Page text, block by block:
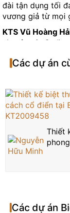
đài tận dụng tối
vương giả từ mọi
KTS Vũ Hoàng
chuyên gia 9
cấp. Với chuyên
hiện đại luxury,
Điểm đặc biệt
giữa kiến trúc cổ
đại. Với chi phí
đầu tư hợp lý
KIẾN
thời kỳ hoàng
Các dự án
Thiết
Bắc
Các dự án